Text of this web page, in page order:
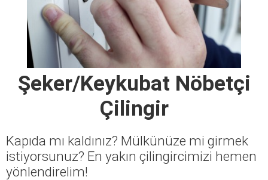
Şeker/Keykubat Nöbetçi
Çilingir
Kapıda mı kaldınız? Mülkünüze mi girmek
istiyorsunuz? En yakın çilingircimizi hemen
yönlendirelim!